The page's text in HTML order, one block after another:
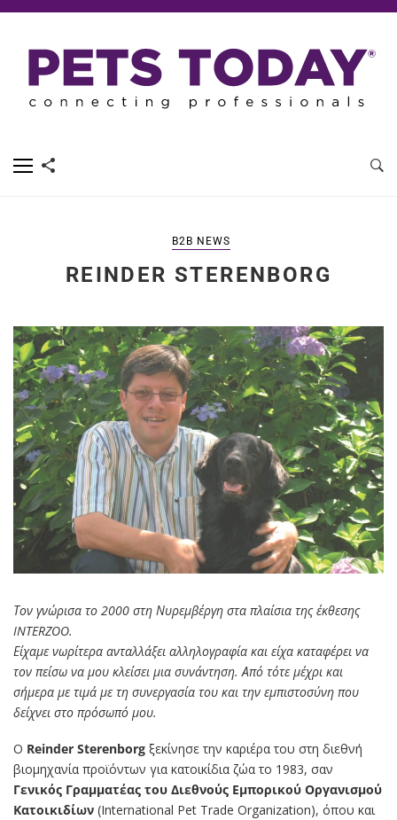
B2B NEWS
REINDER STERENBORG
Τον γνώρισα το 2000 στη Νυρεµβέργη στα πλαίσια της έκθεσης
INTERZOO.
Είχαµε νωρίτερα ανταλλάξει αλληλογραφία και είχα καταφέρει να
τον πείσω να µου κλείσει µια συνάντηση. Από τότε µέχρι και
σήµερα µε τιµά µε τη συνεργασία του και την εµπιστοσύνη που
δείχνει στο πρόσωπό µου.
Ο Reinder Sterenborg ξεκίνησε την καριέρα του στη διεθνή
βιομηχανία προϊόντων για κατοικίδια ζώα το 1983, σαν
Γενικός Γραμματέας του ∆ιεθνούς Εμπορικού Οργανισμού
Κατοικιδίων (International Pet Trade Organization), όπου και